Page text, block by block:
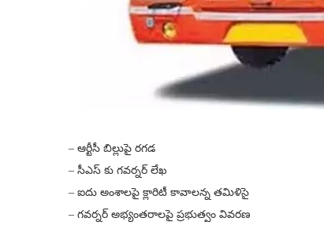
– ఆర్టీసీ బిల్లుపై రగడ
– సీఎస్ కు గవర్నర్ లేఖ
– ఐదు అంశాలపై క్లారిటీ కావాలన్న తమిళిసై
– గవర్నర్‌ అభ్యంతరాలపై ప్రభుత్వం వివరణ